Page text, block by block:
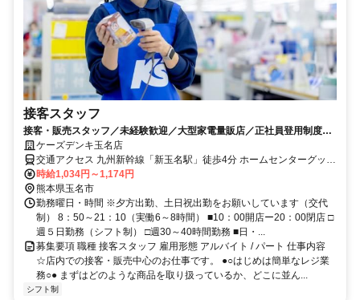
接客スタッフ
接客・販売スタッフ／未経験歓迎／大型家電量販店／正社員登用制度あ
り／社割あり
ケーズデンキ玉名店
交通アクセス 九州新幹線「新玉名駅」徒歩4分 ホームセンターグッデ
イ玉名店向い
時給1,034円～1,174円
熊本県玉名市
勤務曜日・時間 ※夕方出勤、土日祝出勤をお願いしています（交代
制） 8：50～21：10（実働6～8時間） ■10：00開店ー20：00閉店 □
週５日勤務（シフト制） □週30～40時間勤務 ■日・...
募集要項 職種 接客スタッフ 雇用形態 アルバイト / パート 仕事内容
☆店内での接客・販売中心のお仕事です。 ●○はじめは簡単なレジ業
務○● まずはどのような商品を取り扱っているか、どこに並ん...
シフト制